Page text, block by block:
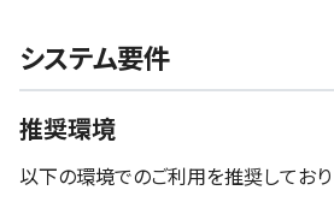
システム要件
推奨環境
以下の環境でのご利用を推奨しており